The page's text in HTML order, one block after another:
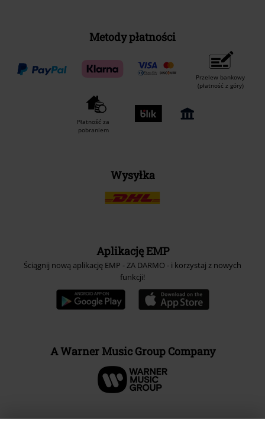
Metody płatności
Przelew bankowy
(płatność z góry)
Płatność za
pobraniem
Wysyłka
Aplikację EMP
Ściągnij nową aplikację EMP - ZA DARMO - i korzystaj z nowych
funkcji!
A Warner Music Group Company